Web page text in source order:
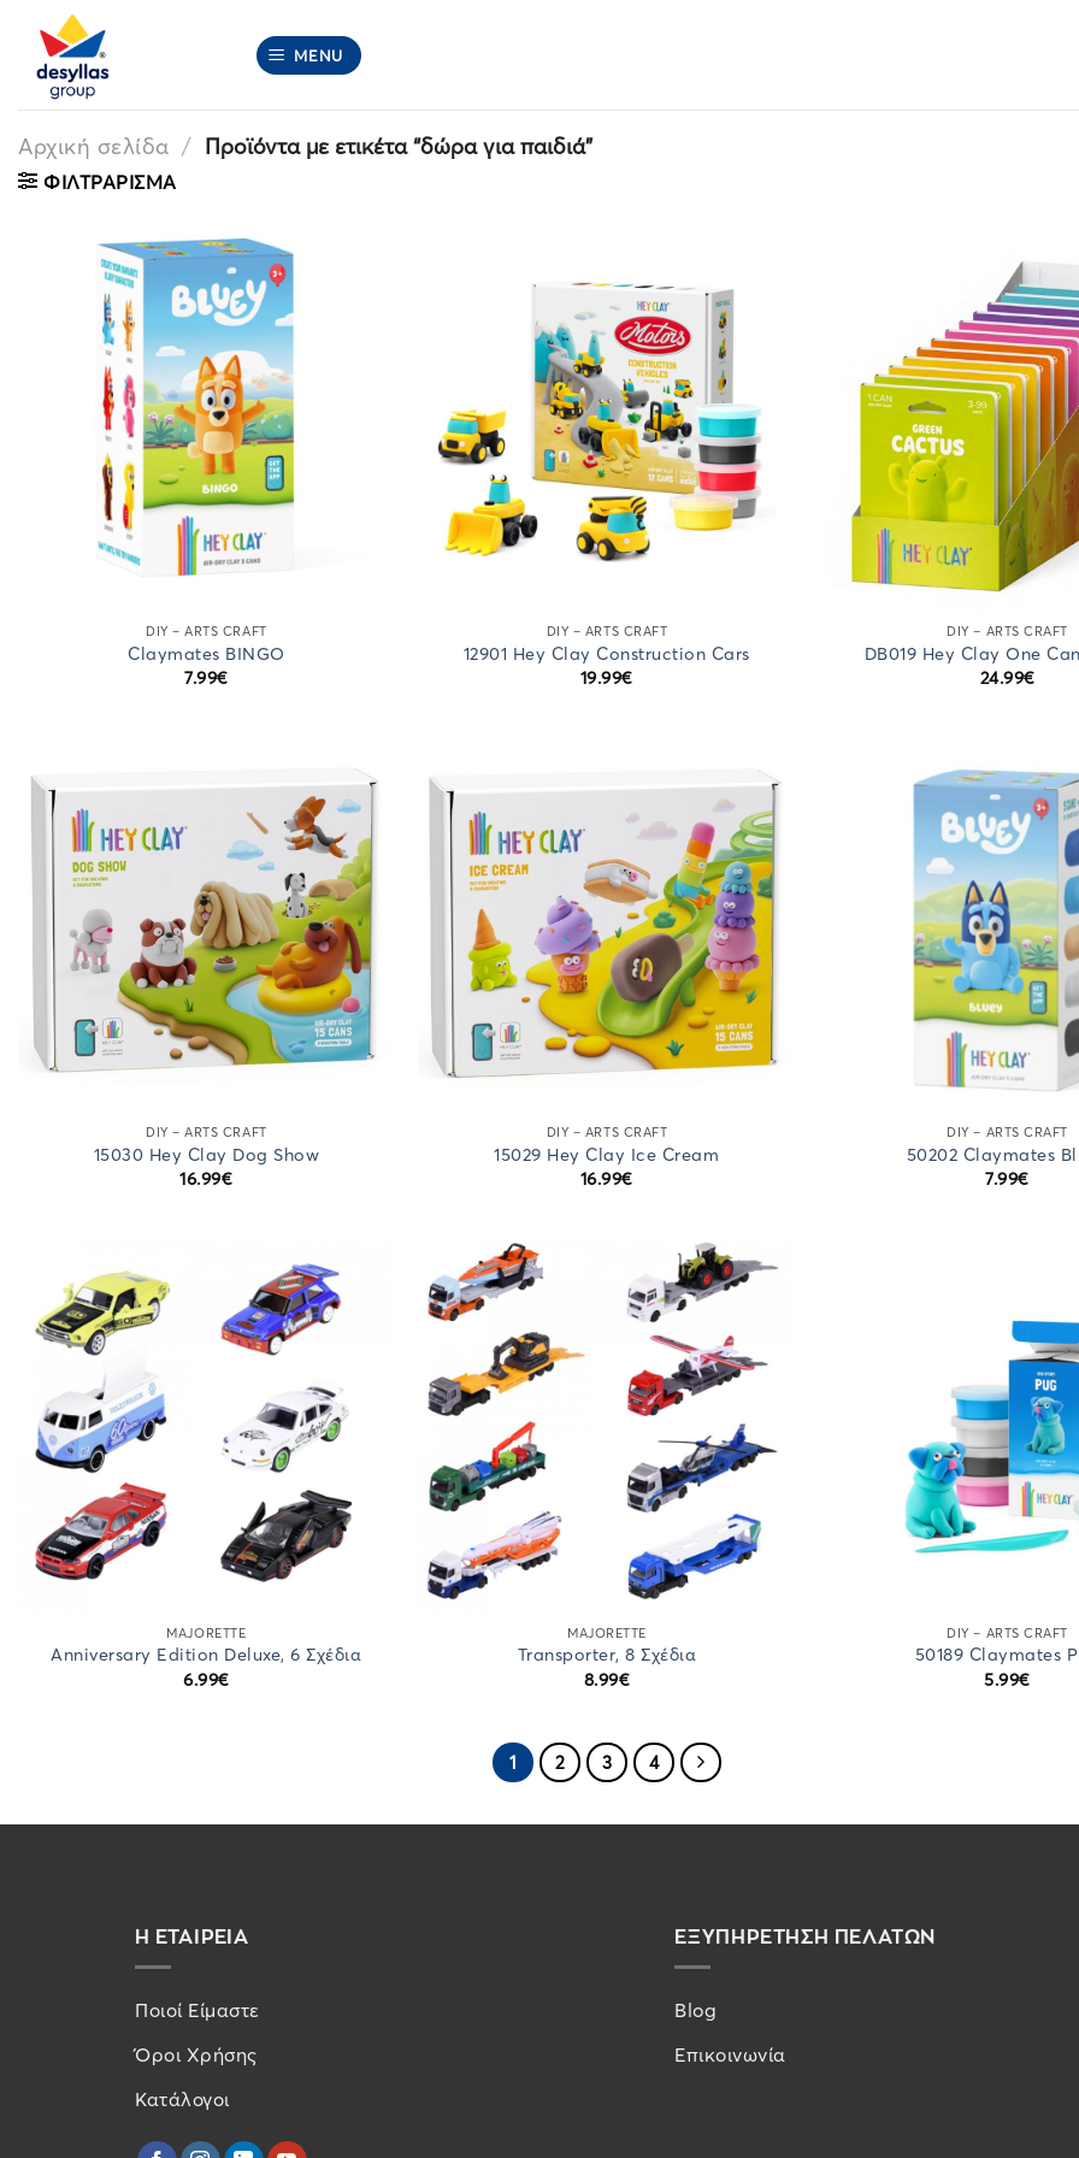
Μετάβαση
περιεχόμενο
MENU
Αρχική σελίδα / Προϊόντα με ετικέτα “δώρα για παιδιά”
ΦΙΛΤΡΆΡΙΣΜΑ
DIY – ARTS CRAFT
Claymates BINGO
7.99€
DIY – ARTS CRAFT
12901 Hey Clay Construction Cars
19.99€
DIY – ARTS CRAFT
DB019 Hey Clay One
24.99€
DIY – ARTS CRAFT
15030 Hey Clay Dog Show
16.99€
DIY – ARTS CRAFT
15029 Hey Clay Ice Cream
16.99€
DIY – ARTS CRAFT
50202 Claymates
7.99€
MAJORETTE
Anniversary Edition Deluxe, 6 Σχέδια
6.99€
MAJORETTE
Transporter, 8 Σχέδια
8.99€
DIY – ARTS CRAFT
50189 Claymates
5.99€
1 2 3 4
Η ΕΤΑΙΡΕΙΑ
Ποιοί Είμαστε
Όροι Χρήσης
Κατάλογοι
ΕΞΥΠΗΡΕΤΗΣΗ ΠΕΛΑΤΩΝ
Blog
Επικοινωνία